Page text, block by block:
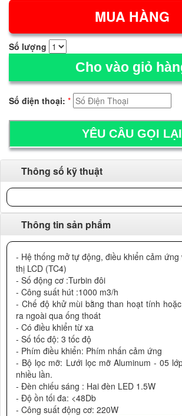
Số lượng
Cho vào giỏ
Số điện thoại: *
Thông số kỹ thuật
Thông tin sản phẩm
- Hệ thống mở tự động, điều khiển cảm
thị LCD (TC4)
- Số động cơ :Turbin đôi
- Công suất hút :1000 m3/h
- Chế độ khử mùi bằng than hoạt tính
ra ngoài qua ống thoát
- Có điều khiển từ xa
- Số tốc độ: 3 tốc độ
- Phím điều khiển: Phím nhấn cảm ứng
- Bộ lọc mỡ: Lưới lọc mỡ Aluminum - 05
nhiều lần.
- Đèn chiếu sáng : Hai đèn LED 1.5W
- Độ ồn tối đa: <48Db
- Công suất động cơ: 220W